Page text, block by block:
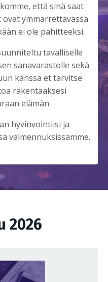
että sinä saat
ymmärrettävässä
ei ole pahitteeksi.
tavalliselle
sanavarastolle sekä
kanssa et tarvitse
rakentaaksesi
elämän.
hyvinvointiisi ja
valmennuksissamme.
2026